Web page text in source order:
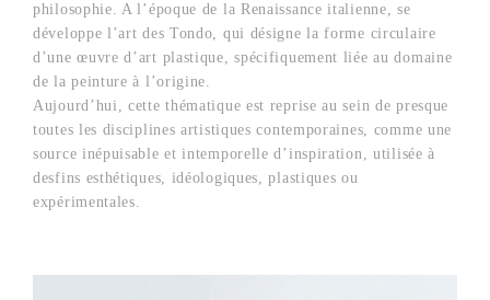
philosophie. A l’époque de la Renaissance italienne, se
développe l’art des Tondo, qui désigne la forme circulaire
d’une œuvre d’art plastique, spécifiquement liée au domaine
de la peinture à l’origine.
Aujourd’hui, cette thématique est reprise au sein de presque
toutes les disciplines artistiques contemporaines, comme une
source inépuisable et intemporelle d’inspiration, utilisée à
desfins esthétiques, idéologiques, plastiques ou
expérimentales.